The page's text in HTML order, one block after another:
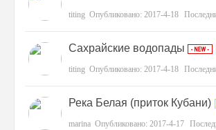
titing Опубликовано: 2017-4-18
Сахрайские водопады
titing Опубликовано: 2017-4-18
Река Белая (приток Кубани)
marina Опубликовано: 2017-4-17